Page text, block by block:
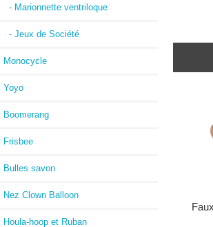
- Marionnette ventriloque
- Jeux de Société
Monocycle
Yoyo
Boomerang
Frisbee
Bulles savon
Nez Clown Balloon
Houla-hoop et Ruban